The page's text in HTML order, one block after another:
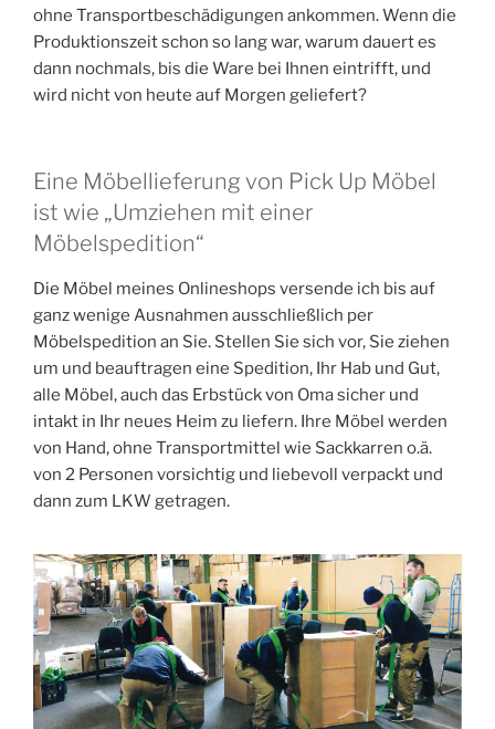
ohne Transportbeschädigungen ankommen. Wenn die
Produktionszeit schon so lang war, warum dauert es
dann nochmals, bis die Ware bei Ihnen eintrifft, und
wird nicht von heute auf Morgen geliefert?
Eine Möbellieferung von Pick Up Möbel
ist wie „Umziehen mit einer
Möbelspedition“
Die Möbel meines Onlineshops versende ich bis auf
ganz wenige Ausnahmen ausschließlich per
Möbelspedition an Sie. Stellen Sie sich vor, Sie ziehen
um und beauftragen eine Spedition, Ihr Hab und Gut,
alle Möbel, auch das Erbstück von Oma sicher und
intakt in Ihr neues Heim zu liefern. Ihre Möbel werden
von Hand, ohne Transportmittel wie Sackkarren o.ä.
von 2 Personen vorsichtig und liebevoll verpackt und
dann zum LKW getragen.